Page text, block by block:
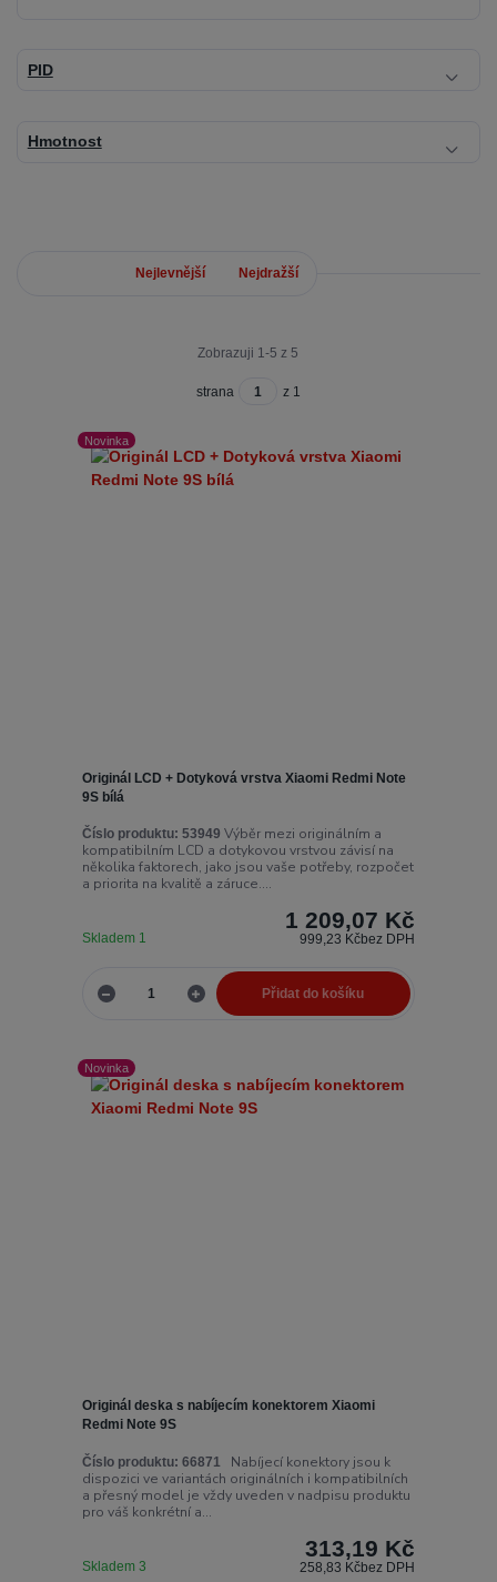
PID
Hmotnost
Nejlevnější Nejdražší
Zobrazuji 1-5 z 5
strana z 1
Novinka
Originál LCD + Dotyková vrstva Xiaomi Redmi Note
9S bílá
Číslo produktu: 53949 Výběr mezi originálním a
kompatibilním LCD a dotykovou vrstvou závisí na
několika faktorech, jako jsou vaše potřeby, rozpočet
a priorita na kvalitě a záruce....
1 209,07 Kč
999,23 Kčbez DPH
Skladem 1
Přidat do košíku
Novinka
Originál deska s nabíjecím konektorem Xiaomi
Redmi Note 9S
Číslo produktu: 66871Nabíjecí konektory jsou k
dispozici ve variantách originálních i kompatibilních
a přesný model je vždy uveden v nadpisu produktu
pro váš konkrétní a...
313,19 Kč
258,83 Kčbez DPH
Skladem 3